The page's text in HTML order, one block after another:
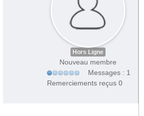
Hors Ligne
Nouveau membre
Messages : 1
Remerciements reçus 0